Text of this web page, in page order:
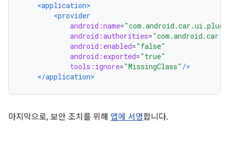
<application>
<provider
android:name=
android:authorities=
android:enabled="false"
android:exported="true"
tools:ignore="MissingClass" />
</application>
마지막으로, 보안 조치를 위해 앱에 서명합니다.